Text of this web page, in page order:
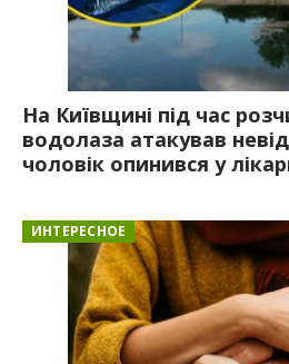
На Київщині під час
водолаза атакував
чоловік опинився у
ИНТЕРЕСНОЕ